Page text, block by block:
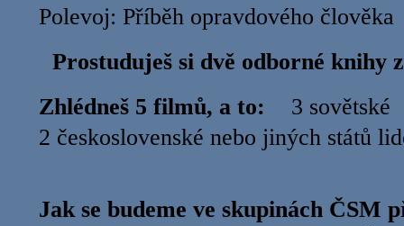
Polevoj: Příběh opravdového
Prostuduješ si dvě odborné knihy
Zhlédneš 5 filmů, a to: 3
2 československé nebo jiných
Jak se budeme ve skupinách ČSM